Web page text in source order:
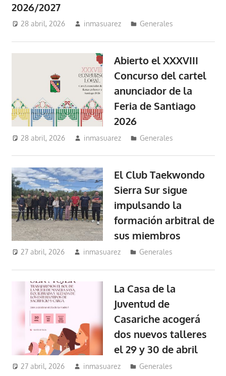
2026/2027
28 abril, 2026 inmasuarez Generales
Abierto el XXXVIII
Concurso del cartel
anunciador de la
Feria de Santiago
2026
28 abril, 2026 inmasuarez Generales
El Club Taekwondo
Sierra Sur sigue
impulsando la
formación arbitral de
sus miembros
27 abril, 2026 inmasuarez Generales
La Casa de la
Juventud de
Casariche acogerá
dos nuevos talleres
el 29 y 30 de abril
27 abril, 2026 inmasuarez Generales